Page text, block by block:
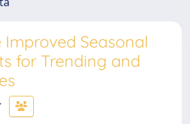
Improved Seasonal
for Trending and